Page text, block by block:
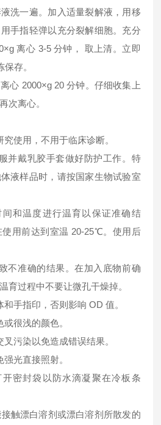
洗一遍。加入适量裂解液，用移
手指轻弹以充分裂解细胞。充分
离心 3-5 分钟， 取上清。立即
存。
心 2000×g 20 分钟。仔细收集上
次离心。
使用，不用于临床诊断。
并戴乳胶手套做好防护工作。特
液样品时，请按国家生物试验室
和温度进行温育以保证准确结
用前达到室温 20-25℃。使用后
不准确的结果。在加入底物前确
育过程中不要让微孔干燥掉。
手指印，否则影响 OD 值。
很浅的颜色。
污染以免造成错误结果。
光直接照射。
密封袋以防水滴凝聚在冷板条
触漂白溶剂或漂白溶剂所散发的